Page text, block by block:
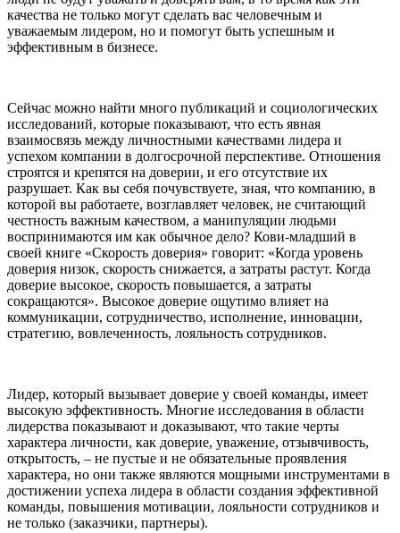
качества не только могут сделать вас человечным и
уважаемым лидером, но и помогут быть успешным и
эффективным в бизнесе.
Сейчас можно найти много публикаций и социологических
исследований, которые показывают, что есть явная
взаимосвязь между личностными качествами лидера и
успехом компании в долгосрочной перспективе. Отношения
строятся и крепятся на доверии, и его отсутствие их
разрушает. Как вы себя почувствуете, зная, что компанию, в
которой вы работаете, возглавляет человек, не считающий
честность важным качеством, а манипуляции людьми
воспринимаются им как обычное дело? Кови-младший в
своей книге «Скорость доверия» говорит: «Когда уровень
доверия низок, скорость снижается, а затраты растут. Когда
доверие высокое, скорость повышается, а затраты
сокращаются». Высокое доверие ощутимо влияет на
коммуникации, сотрудничество, исполнение, инновации,
стратегию, вовлеченность, лояльность сотрудников.
Лидер, который вызывает доверие у своей команды, имеет
высокую эффективность. Многие исследования в области
лидерства показывают и доказывают, что такие черты
характера личности, как доверие, уважение, отзывчивость,
открытость, – не пустые и не обязательные проявления
характера, но они также являются мощными инструментами в
достижении успеха лидера в области создания эффективной
команды, повышения мотивации, лояльности сотрудников и
не только (заказчики, партнеры).